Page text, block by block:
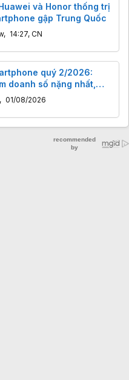
và Honor thống trị
gập Trung Quốc
, 14:27, CN
quý 2/2026:
doanh số nặng nhất,
doanh thu toàn cầu
, 01/08/2026